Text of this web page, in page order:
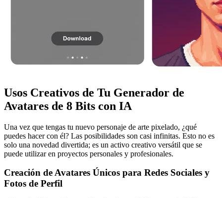
Usos Creativos de Tu Generador de
Avatares de 8 Bits con IA
Una vez que tengas tu nuevo personaje de arte pixelado, ¿qué
puedes hacer con él? Las posibilidades son casi infinitas. Esto no es
solo una novedad divertida; es un activo creativo versátil que se
puede utilizar en proyectos personales y profesionales.
Creación de Avatares Únicos para Redes Sociales y
Fotos de Perfil